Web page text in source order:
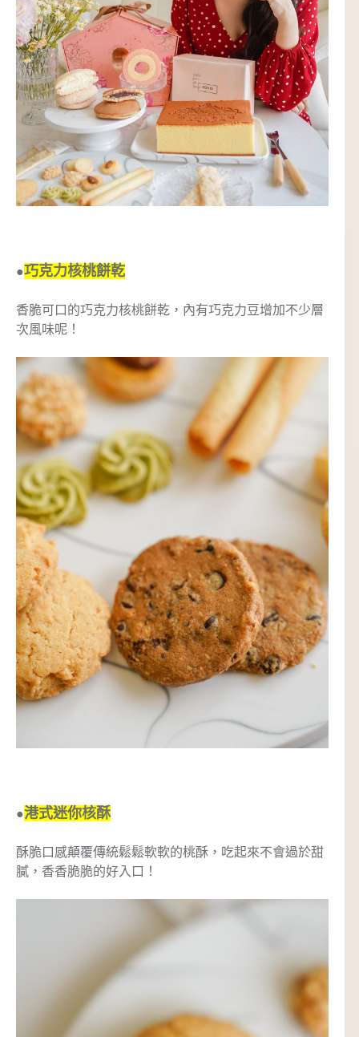
●巧克力核桃餅乾
香脆可口的巧克力核桃餅乾，內有巧克力豆增加不少層
次風味呢！
●港式迷你核酥
酥脆口感顛覆傳統鬆鬆軟軟的桃酥，吃起來不會過於甜
膩，香香脆脆的好入口！